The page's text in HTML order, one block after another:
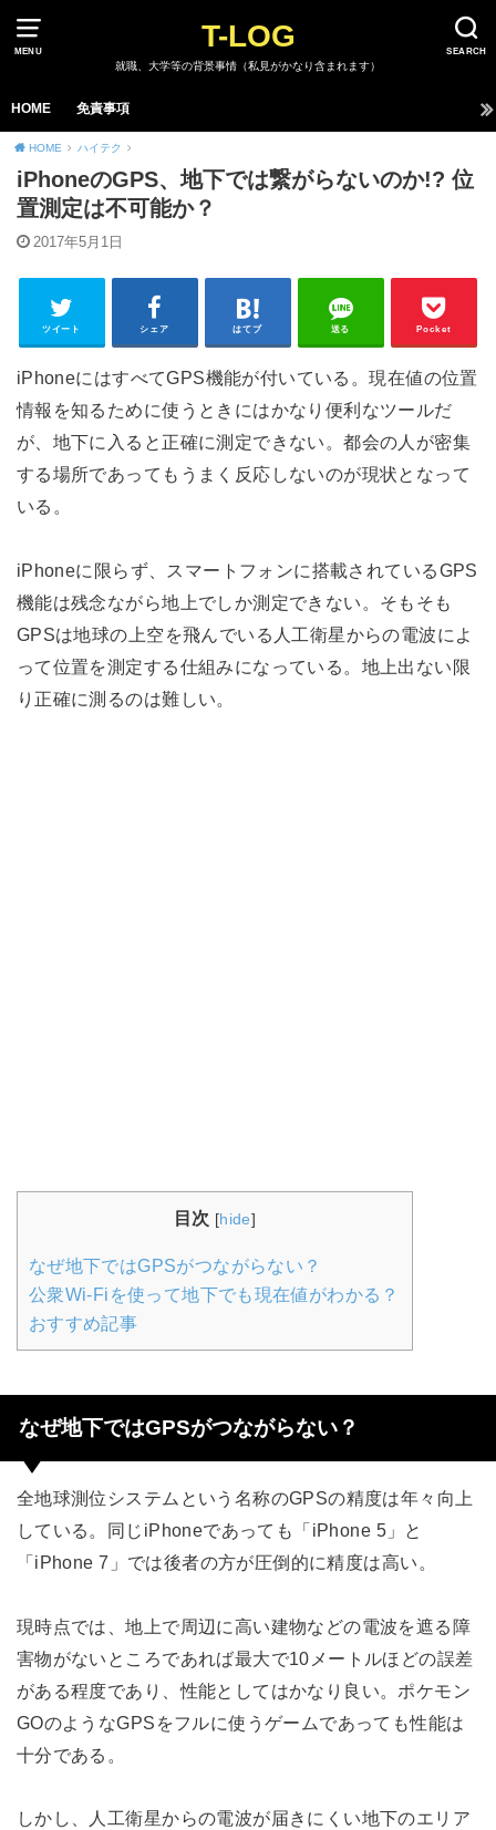
MENU SEARCH
T-LOG
就職、大学等の背景事情（私見がかなり含まれます）
HOME 免責事項
HOME ハイテク
iPhoneのGPS、地下では繋がらないのか!? 位
置測定は不可能か？
2017年5月1日
ツイート シェア はてブ 送る Pocket
iPhoneにはすべてGPS機能が付いている。現在値の位置
情報を知るために使うときにはかなり便利なツールだ
が、地下に入ると正確に測定できない。都会の人が密集
する場所であってもうまく反応しないのが現状となって
いる。
iPhoneに限らず、スマートフォンに搭載されているGPS
機能は残念ながら地上でしか測定できない。そもそも
GPSは地球の上空を飛んでいる人工衛星からの電波によ
って位置を測定する仕組みになっている。地上出ない限
り正確に測るのは難しい。
目次 [hide]
なぜ地下ではGPSがつながらない？
公衆Wi-Fiを使って地下でも現在値がわかる？
おすすめ記事
なぜ地下ではGPSがつながらない？
全地球測位システムという名称のGPSの精度は年々向上
している。同じiPhoneであっても「iPhone 5」と
「iPhone 7」では後者の方が圧倒的に精度は高い。
現時点では、地上で周辺に高い建物などの電波を遮る障
害物がないところであれば最大で10メートルほどの誤差
がある程度であり、性能としてはかなり良い。ポケモン
GOのようなGPSをフルに使うゲームであっても性能は
十分である。
しかし、人工衛星からの電波が届きにくい地下のエリア